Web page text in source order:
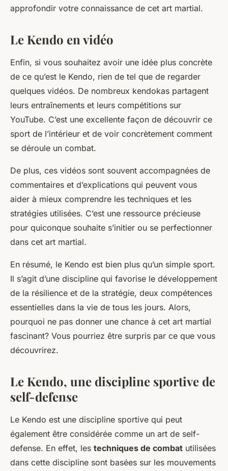
approfondir votre connaissance de cet art martial.
Le Kendo en vidéo
Enfin, si vous souhaitez avoir une idée plus concrète
de ce qu’est le Kendo, rien de tel que de regarder
quelques vidéos. De nombreux kendokas partagent
leurs entraînements et leurs compétitions sur
YouTube. C’est une excellente façon de découvrir ce
sport de l’intérieur et de voir concrètement comment
se déroule un combat.
De plus, ces vidéos sont souvent accompagnées de
commentaires et d’explications qui peuvent vous
aider à mieux comprendre les techniques et les
stratégies utilisées. C’est une ressource précieuse
pour quiconque souhaite s’initier ou se perfectionner
dans cet art martial.
En résumé, le Kendo est bien plus qu’un simple sport.
Il s’agit d’une discipline qui favorise le développement
de la résilience et de la stratégie, deux compétences
essentielles dans la vie de tous les jours. Alors,
pourquoi ne pas donner une chance à cet art martial
fascinant? Vous pourriez être surpris par ce que vous
découvrirez.
Le Kendo, une discipline sportive de
self-defense
Le Kendo est une discipline sportive qui peut
également être considérée comme un art de self-
defense. En effet, les techniques de combat utilisées
dans cette discipline sont basées sur les mouvements